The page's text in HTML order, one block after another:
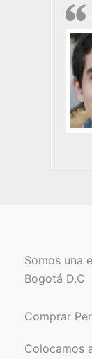
Somos una
Bogotá D.C
Comprar
Colocamos